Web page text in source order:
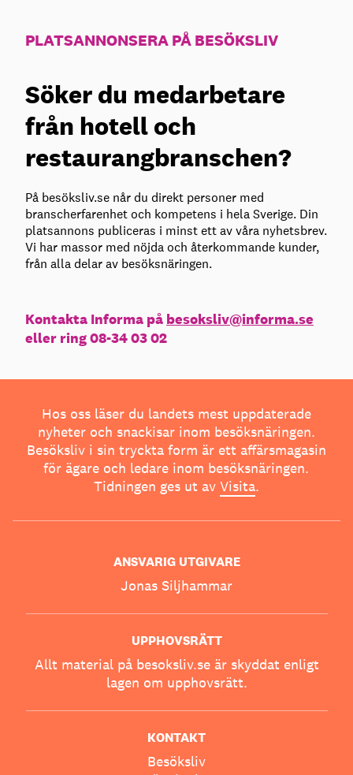
PLATSANNONSERA PÅ BESÖKSLIV
Söker du medarbetare
från hotell och
restaurangbranschen?
På besöksliv.se når du direkt personer med
branscherfarenhet och kompetens i hela Sverige. Din
platsannons publiceras i minst ett av våra nyhetsbrev.
Vi har massor med nöjda och återkommande kunder,
från alla delar av besöksnäringen.
Kontakta Informa på besoksliv@informa.se
eller ring 08-34 03 02
Hos oss läser du landets mest uppdaterade
nyheter och snackisar inom besöksnäringen.
Besöksliv i sin tryckta form är ett affärsmagasin
för ägare och ledare inom besöksnäringen.
Tidningen ges ut av Visita.
ANSVARIG UTGIVARE
Jonas Siljhammar
UPPHOVSRÄTT
Allt material på besoksliv.se är skyddat enligt
lagen om upphovsrätt.
KONTAKT
Besöksliv